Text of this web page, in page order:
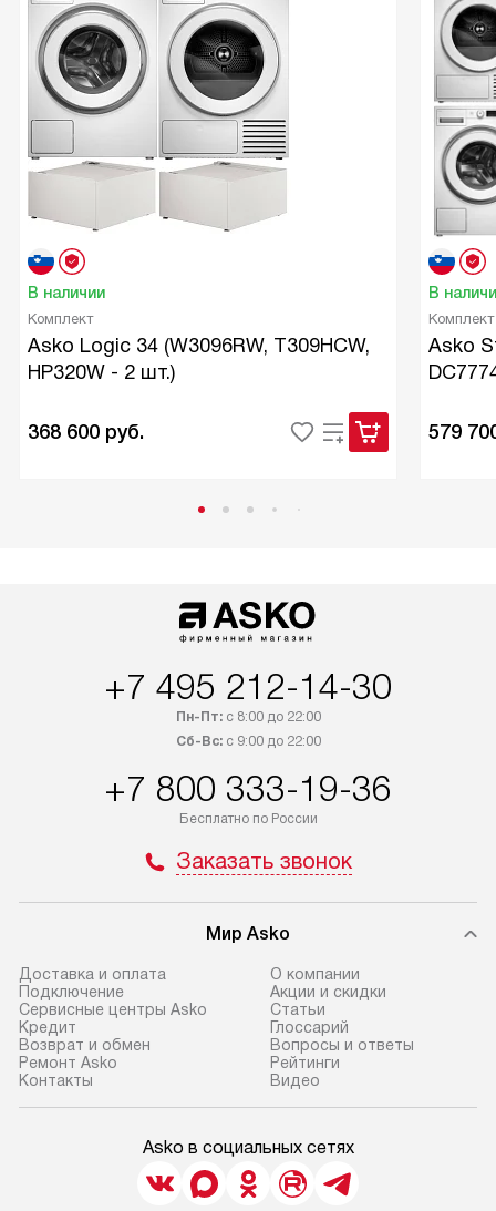
В наличии
Комплект
Asko Logic 34 (W3096RW, T309HCW,
HP320W - 2 шт.)
368 600 руб.
В
Комплект
Asko
579
+7 495 212-14-30
Пн-Пт:с 8:00 до 22:00
Сб-Вс:с 9:00 до 22:00
+7 800 333-19-36
Бесплатно по России
Заказать звонок
Мир Asko
Доставка и оплата
Подключение
Сервисные центры Asko
Кредит
Возврат и обмен
Ремонт Asko
Контакты
О компании
Акции и скидки
Статьи
Глоссарий
Вопросы и ответы
Рейтинги
Видео
Asko в социальных сетях